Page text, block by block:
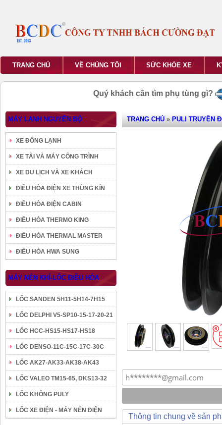
TRANG CHỦ VỀ CHÚNG TÔI SỨC KHỎE XE
Quý khách cần tìm phụ tùng gì?
MÁY LẠNH NGUYÊN BỘ
XE ĐÔNG LẠNH
XE TẢI VÀ MÁY CÔNG TRÌNH
XE DU LỊCH VÀ XE KHÁCH
ĐIỀU HÒA ĐIỆN XE THÙNG KÍN
ĐIỀU HÒA ĐIỆN CABIN
ĐIỀU HÒA THERMO KING
ĐIỀU HÒA THERMAL MASTER
ĐIỀU HÒA HWA SUNG
MÁY NÉN KHÍ-LỐC ĐIỀU HÒA
LỐC SANDEN 5H11-5H14-7H15
LỐC DELPHI V5-SP10-15-17-20-21
LỐC HCC-HS15-HS17-HS18
LỐC DENSO-11C-15C-17C-30C
LỐC AK27-AK33-AK38-AK43
LỐC VALEO TM15-65, DKS13-32
LỐC KHÔNG PULY
LỐC XE ĐIỆN - MÁY NÉN ĐIỆN
TRANG CHỦ » PULI TRUYỀN
Thông tin chung về sản